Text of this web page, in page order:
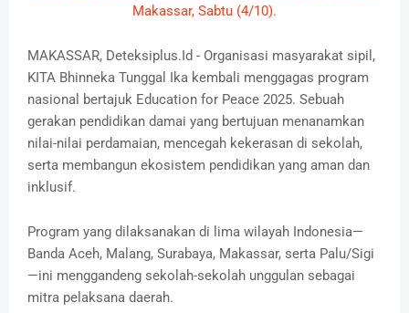
Makassar, Sabtu (4/10).
MAKASSAR, Deteksiplus.Id - Organisasi masyarakat sipil,
KITA Bhinneka Tunggal Ika kembali menggagas program
nasional bertajuk Education for Peace 2025. Sebuah
gerakan pendidikan damai yang bertujuan menanamkan
nilai-nilai perdamaian, mencegah kekerasan di sekolah,
serta membangun ekosistem pendidikan yang aman dan
inklusif.
Program yang dilaksanakan di lima wilayah Indonesia—
Banda Aceh, Malang, Surabaya, Makassar, serta Palu/Sigi
—ini menggandeng sekolah-sekolah unggulan sebagai
mitra pelaksana daerah.